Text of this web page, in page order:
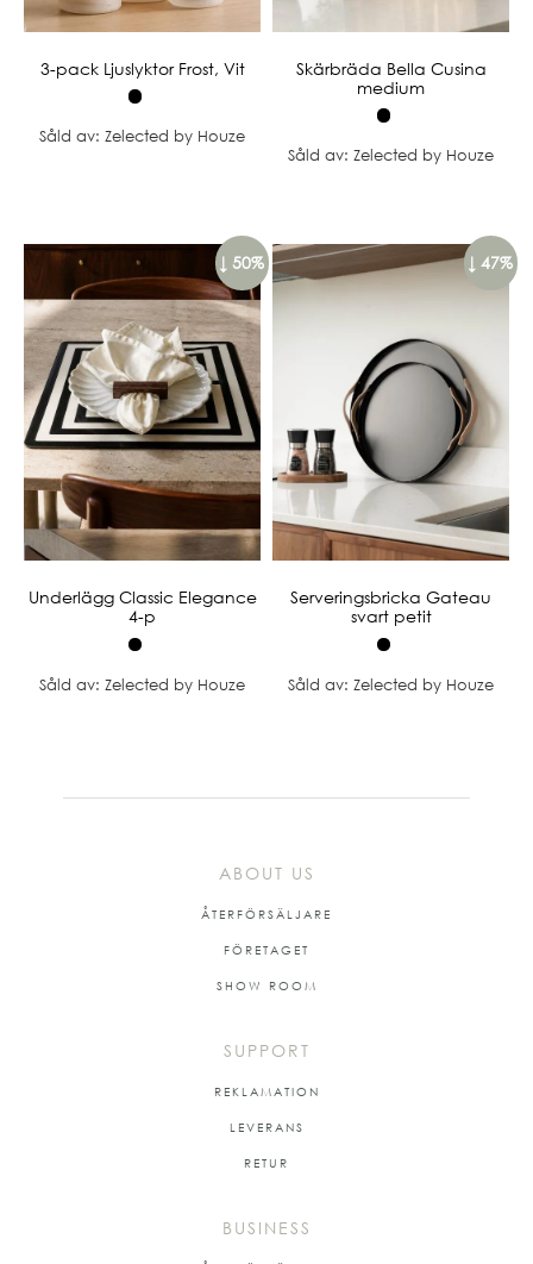
3-pack Ljuslyktor Frost, Vit
Såld av: Zelected by Houze
Skärbräda Bella Cusina
medium
Såld av: Zelected by Houze
↓ 50%
Underlägg Classic Elegance
4-p
Såld av: Zelected by Houze
↓ 47%
Serveringsbricka Gateau
svart petit
Såld av: Zelected by Houze
ABOUT US
ÅTERFÖRSÄLJARE
FÖRETAGET
SHOW ROOM
SUPPORT
REKLAMATION
LEVERANS
RETUR
BUSINESS